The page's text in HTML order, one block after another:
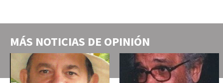
MÁS NOTICIAS DE OPINIÓN